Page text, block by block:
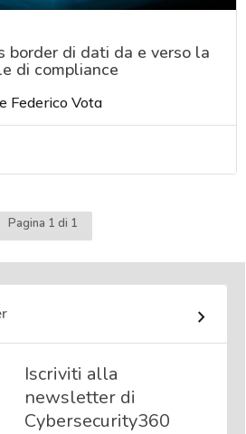
border di dati da e verso la
di compliance
e Federico Vota
Pagina 1 di 1
Iscriviti alla
newsletter di
Cybersecurity360